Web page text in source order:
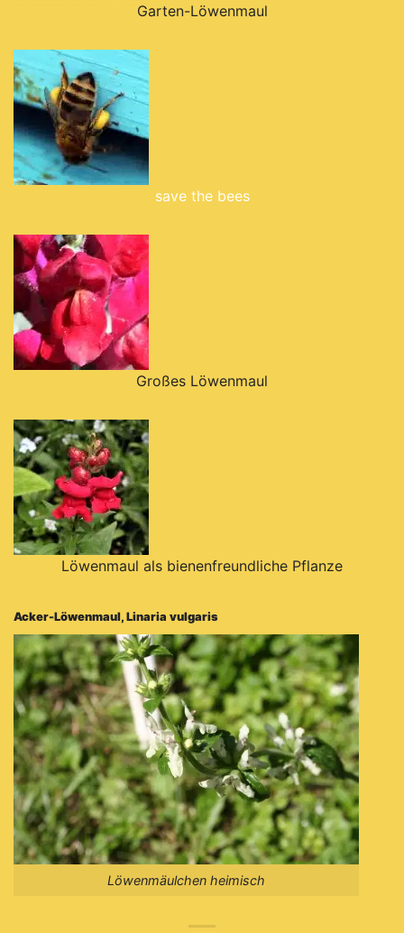
Garten-Löwenmaul
save the bees
Großes Löwenmaul
Löwenmaul als bienenfreundliche Pflanze
Acker-Löwenmaul, Linaria vulgaris
Löwenmäulchen heimisch